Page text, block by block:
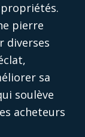
pierre
diverses
sa
soulève
acheteurs